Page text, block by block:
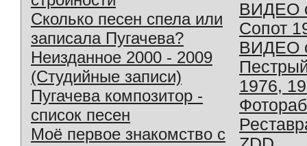
Сколько песен спела или
записала Пугачева?
Неизданное 2000 - 2009
(Студийные записи)
Пугачева композитор -
список песен
Моё первое знакомство с
ВИДЕО
Сопот
ВИДЕО
1976,